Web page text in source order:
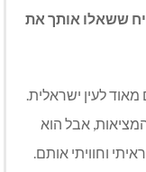
ששאלו אותך את
מאוד לעין ישראלית.
אבל הוא
וחוויתי אותם.